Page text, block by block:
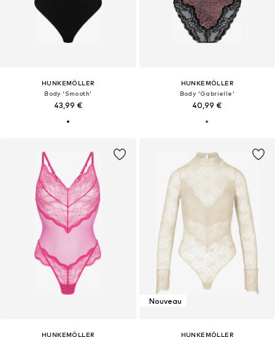
HUNKEMÖLLER
Body 'Smooth'
43,99 €
HUNKEMÖLLER
Body 'Gabrielle'
40,99 €
HUNKEMÖLLER
Nouveau
HUNKEMÖLLER